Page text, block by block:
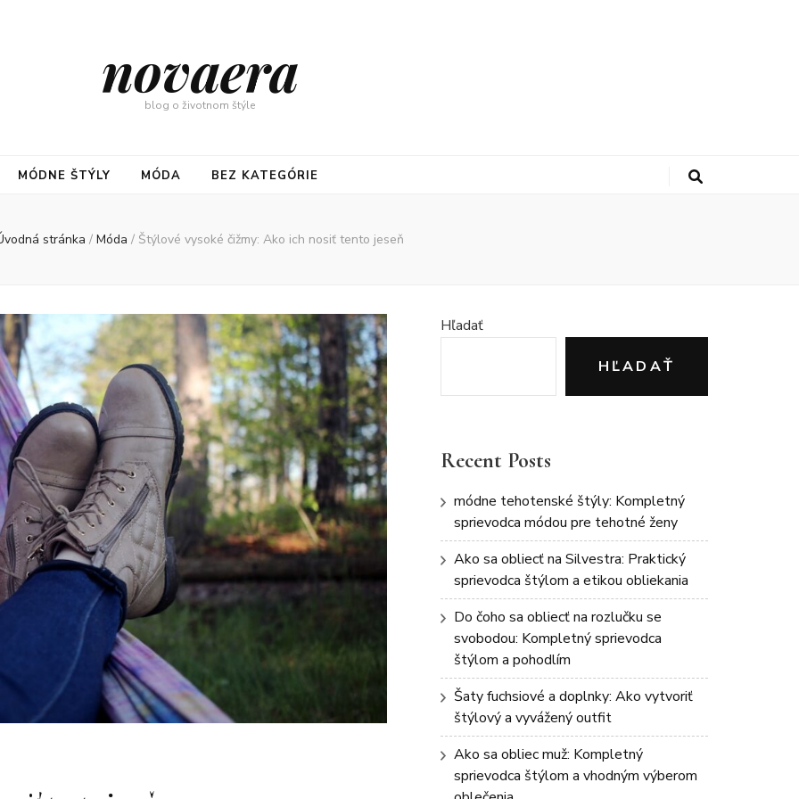
novaera
blog o životnom štýle
MÓDNE ŠTÝLY MÓDA BEZ KATEGÓRIE
stránka / Móda / Štýlové vysoké čižmy: Ako ich nosiť tento jeseň
Hľadať
HĽADAŤ
Recent Posts
módne tehotenské štýly: Kompletný
sprievodca módou pre tehotné ženy
Ako sa obliecť na Silvestra: Praktický
sprievodca štýlom a etikou obliekania
Do čoho sa obliecť na rozlučku se
svobodou: Kompletný sprievodca
štýlom a pohodlím
Šaty fuchsiové a doplnky: Ako vytvoriť
štýlový a vyvážený outfit
Ako sa obliec muž: Kompletný
sprievodca štýlom a vhodným výberom